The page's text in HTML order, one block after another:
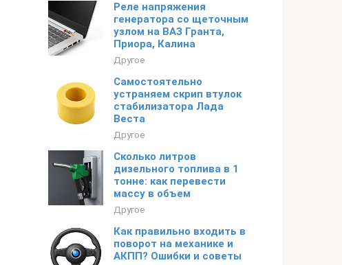
Реле напряжения
генератора со щеточным
узлом на ВАЗ Гранта,
Приора, Калина
Другое
Самостоятельно
устраняем скрип втулок
стабилизатора Лада
Веста
Другое
Сколько литров
дизельного топлива в 1
тонне: как перевести
массу в объем
Другое
Как правильно входить в
поворот на механике и
АКПП? Ошибки и советы